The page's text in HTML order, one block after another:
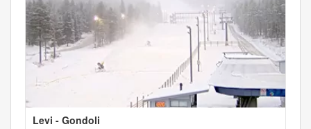
Levi - Gondoli